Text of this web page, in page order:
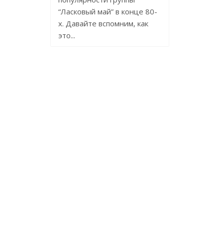
“Ласковый май” в конце 80-
х. Давайте вспомним, как
это...